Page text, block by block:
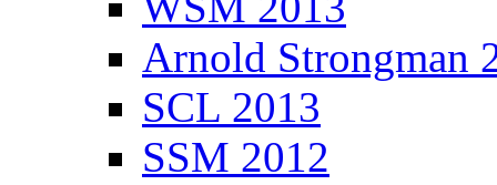
Arnold Strongman
SCL 2013
SSM 2012